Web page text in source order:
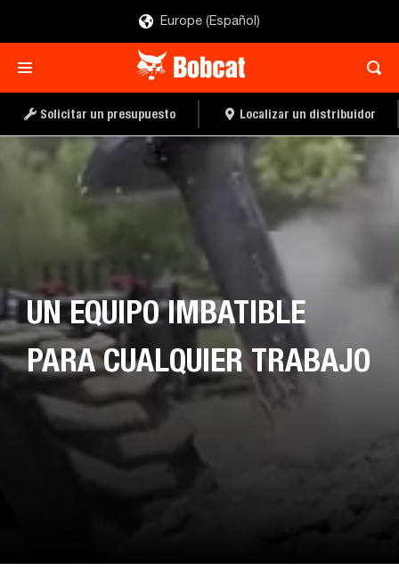
Europe (Español)
Solicitar un presupuesto Localizar un distribuidor
UN EQUIPO IMBATIBLE
PARA CUALQUIER TRABAJO